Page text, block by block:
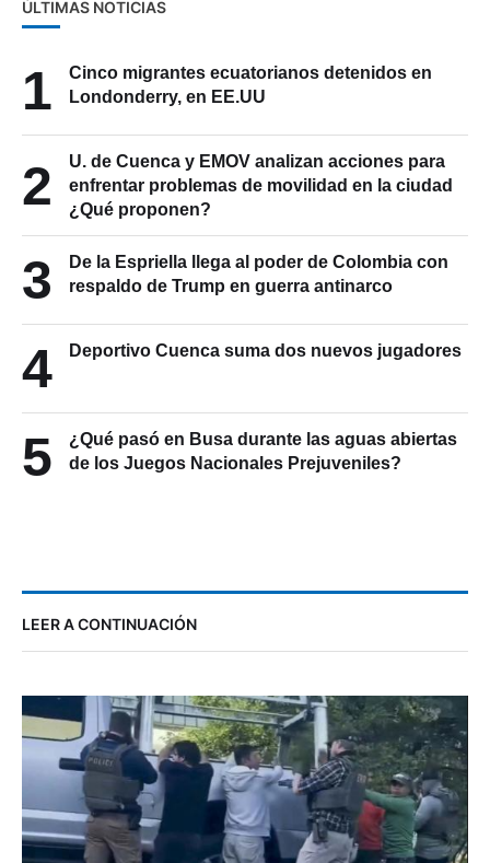
ÚLTIMAS NOTICIAS
1
Cinco migrantes ecuatorianos detenidos en
Londonderry, en EE.UU
2
U. de Cuenca y EMOV analizan acciones para
enfrentar problemas de movilidad en la ciudad
¿Qué proponen?
3
De la Espriella llega al poder de Colombia con
respaldo de Trump en guerra antinarco
4 Deportivo Cuenca suma dos nuevos jugadores
5
¿Qué pasó en Busa durante las aguas abiertas
de los Juegos Nacionales Prejuveniles?
LEER A CONTINUACIÓN